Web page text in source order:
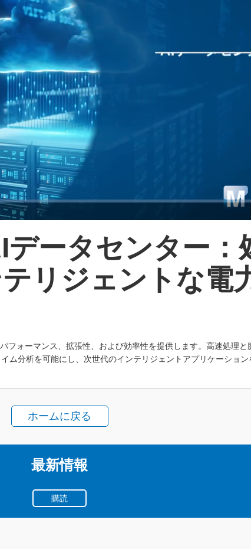
て今やエージェントAIの急速
な進化により
ータセンター：
リジェントな電
フォーマンス、拡張性、および効率性を提供します。高速処理と
ム分析を可能にし、次世代のインテリジェントアプリケーション
ホームに戻る
最新情報
購読